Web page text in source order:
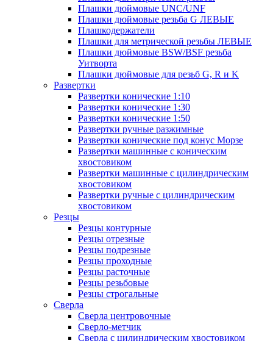
Плашки дюймовые UNC/UNF
Плашки дюймовые резьба G ЛЕВЫЕ
Плашкодержатели
Плашки для метрической резьбы ЛЕВЫЕ
Плашки дюймовые BSW/BSF резьба
Уитворта
Плашки дюймовые для резьб G, R и K
Развертки
Развертки конические 1:10
Развертки конические 1:30
Развертки конические 1:50
Развертки ручные разжимные
Развертки конические под конус Морзе
Развертки машинные с коническим
хвостовиком
Развертки машинные с цилиндрическим
хвостовиком
Развертки ручные с цилиндрическим
хвостовиком
Резцы
Резцы контурные
Резцы отрезные
Резцы подрезные
Резцы проходные
Резцы расточные
Резцы резьбовые
Резцы строгальные
Сверла
Сверла центровочные
Сверло-метчик
Сверла с цилиндрическим хвостовиком